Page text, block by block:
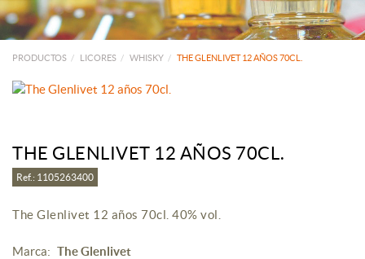
PRODUCTOS LICORES WHISKY THE GLENLIVET 12 AÑOS 70CL.
THE GLENLIVET 12 AÑOS 70CL.
Ref.: 1105263400
The Glenlivet 12 años 70cl. 40% vol.
Marca: The Glenlivet